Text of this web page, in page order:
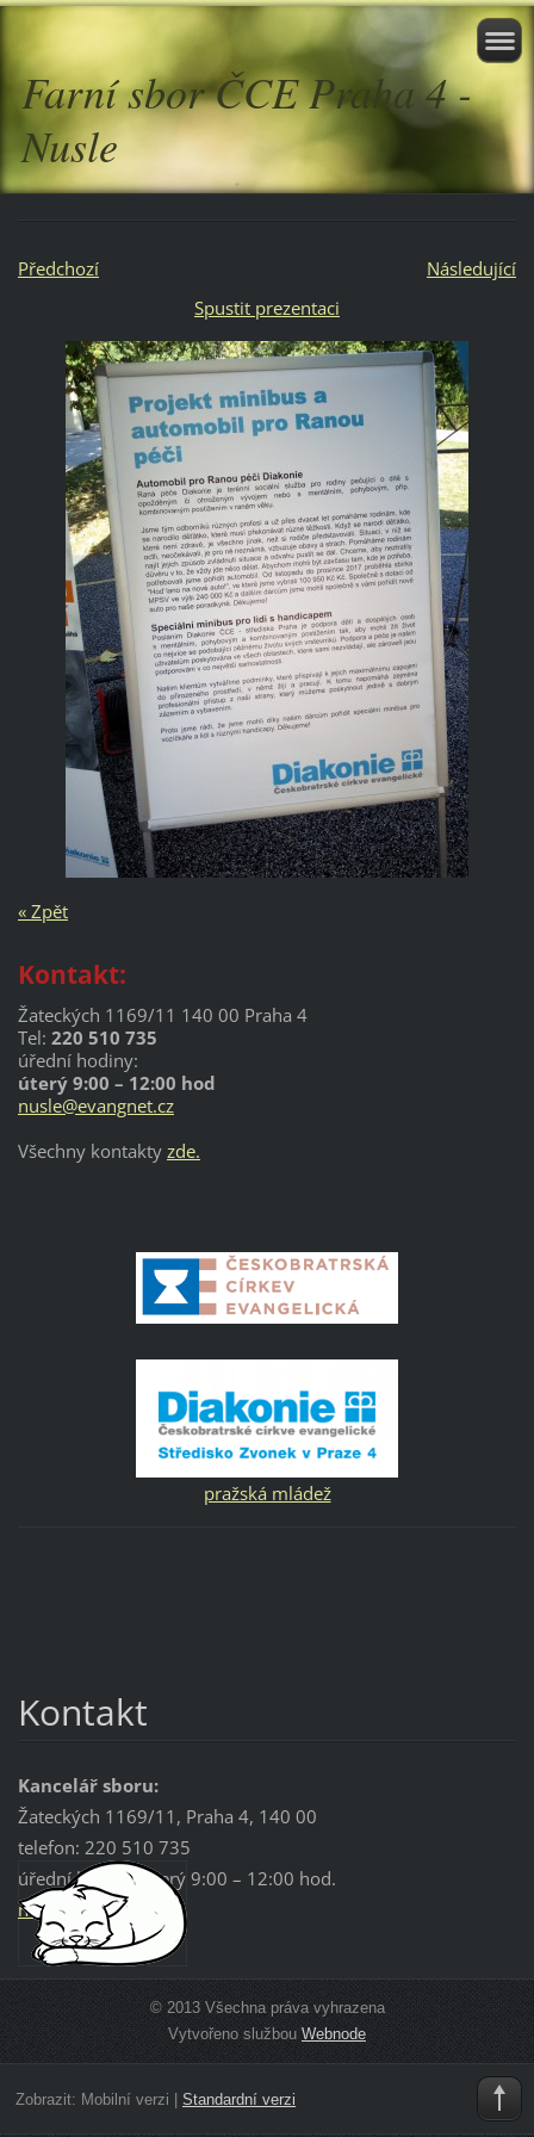
Farní sbor ČCE Praha 4 -
Nusle
Předchozí
Následující
Spustit prezentaci
« Zpět
Kontakt:
Žateckých 1169/11 140 00 Praha 4
Tel: 220 510 735
úřední hodiny:
úterý 9:00 – 12:00 hod
nusle@evangnet.cz
Všechny kontakty zde.
pražská mládež
Kontakt
Kancelář sboru:
Žateckých 1169/11, Praha 4, 140 00
telefon: 220 510 735
úřední hodiny: úterý 9:00 – 12:00 hod.
nusle@ev angnet.c
© 2013 Všechna práva vyhrazena
Vytvořeno službou Webnode
Zobrazit: Mobilní verzi Standardní verzi